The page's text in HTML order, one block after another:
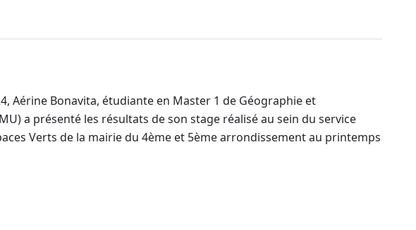
Aérine Bonavita, étudiante en Master 1 de Géographie et
a présenté les résultats de son stage réalisé au sein du service
Verts de la mairie du 4ème et 5ème arrondissement au printemps